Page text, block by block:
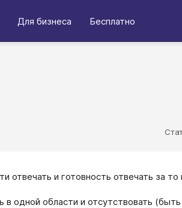
Для бизнеса Бесплатно
и готовность отвечать за то
одной области и отсутствовать